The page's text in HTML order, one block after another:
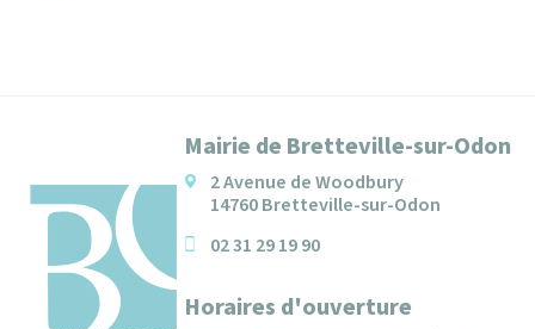
Mairie de Bretteville-sur-Odon
2 Avenue de Woodbury
14760 Bretteville-sur-Odon
02 31 29 19 90
Horaires d'ouverture